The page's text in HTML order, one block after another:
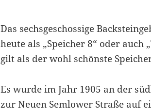
Das sechsgeschossige
heute als „Speicher 8“ oder
gilt als der wohl schönste
Es wurde im Jahr 1905 an der
zur Neuen Semlower Straße auf